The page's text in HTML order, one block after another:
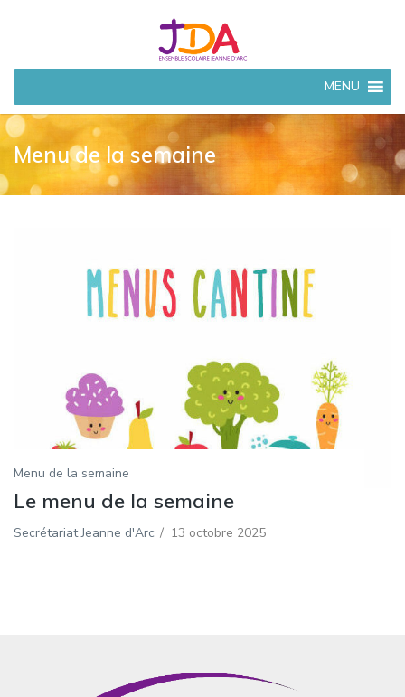
D'ARC
CIVRAY
Ensemble Scolaire à
Civray (86)
MENU
Menu de la semaine
Menu de la semaine
Le menu de la semaine
Secrétariat Jeanne d'Arc / 13 octobre 2025